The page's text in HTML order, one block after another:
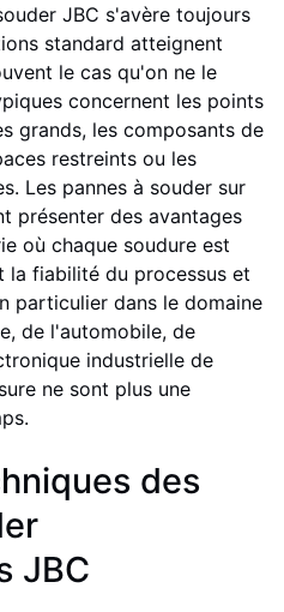
JBC s'avère toujours
standard atteignent
le cas qu'on ne le
concernent les points
grands, les composants de
restreints ou les
Les pannes à souder sur
présenter des avantages
où chaque soudure est
la fiabilité du processus et
particulier dans le domaine
de l'automobile, de
industrielle de
ne sont plus une
des
JBC